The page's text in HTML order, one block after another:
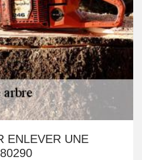
ENLEVER UNE